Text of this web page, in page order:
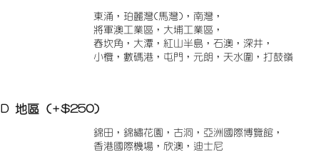
東涌，珀麗灣(馬灣)，南灣，
將軍澳工業區，大埔工業區，
舂坎角，大潭，紅山半島，石澳，深井，
小欖，數碼港，屯門，元朗，天水圍，打鼓嶺
D 地區 (+$250)
錦田，錦繡花園，古洞，亞洲國際博覽館，
香港國際機場，欣澳，迪士尼